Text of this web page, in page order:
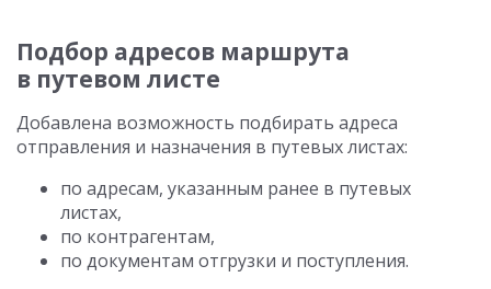
Подбор адресов маршрута
в путевом листе
Добавлена возможность подбирать адреса
отправления и назначения в путевых листах:
по адресам, указанным ранее в путевых
листах,
по контрагентам,
по документам отгрузки и поступления.